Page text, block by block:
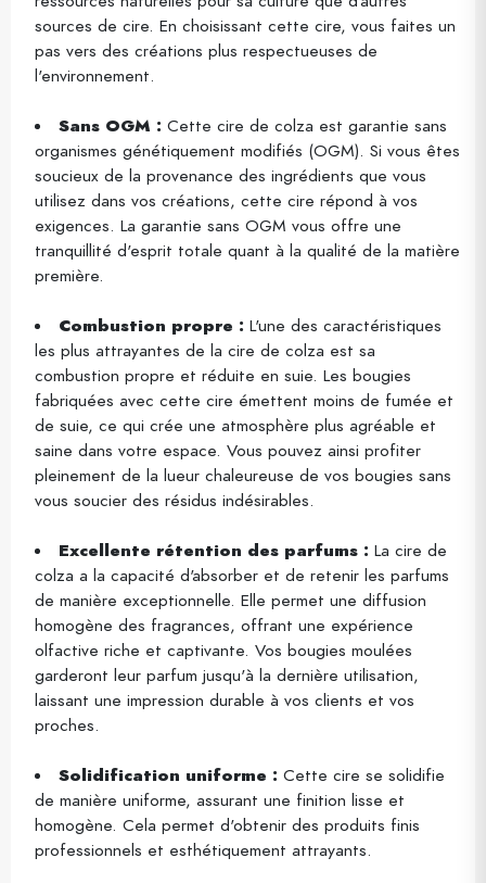
sources de cire. En choisissant cette cire, vous faites un
pas vers des créations plus respectueuses de
l'environnement.
Sans OGM : Cette cire de colza est garantie sans
organismes génétiquement modifiés (OGM). Si vous êtes
soucieux de la provenance des ingrédients que vous
utilisez dans vos créations, cette cire répond à vos
exigences. La garantie sans OGM vous offre une
tranquillité d'esprit totale quant à la qualité de la matière
première.
Combustion propre : L'une des caractéristiques
les plus attrayantes de la cire de colza est sa
combustion propre et réduite en suie. Les bougies
fabriquées avec cette cire émettent moins de fumée et
de suie, ce qui crée une atmosphère plus agréable et
saine dans votre espace. Vous pouvez ainsi profiter
pleinement de la lueur chaleureuse de vos bougies sans
vous soucier des résidus indésirables.
Excellente rétention des parfums : La cire de
colza a la capacité d'absorber et de retenir les parfums
de manière exceptionnelle. Elle permet une diffusion
homogène des fragrances, offrant une expérience
olfactive riche et captivante. Vos bougies moulées
garderont leur parfum jusqu'à la dernière utilisation,
laissant une impression durable à vos clients et vos
proches.
Solidification uniforme : Cette cire se solidifie
de manière uniforme, assurant une finition lisse et
homogène. Cela permet d'obtenir des produits finis
professionnels et esthétiquement attrayants.